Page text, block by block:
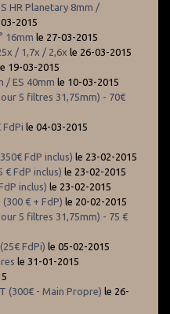
HR Planetary 8mm /
2015
16mm le 27-03-2015
/ 1,7x / 2,6x le 26-03-2015
19-03-2015
/ ES 40mm le 10-03-2015
5 filtres 31,75mm) - 70€
FdPi le 04-03-2015
FdP inclus) le 23-02-2015
€ FdP inclus) le 23-02-2015
inclus) le 23-02-2015
€ + FdP) le 20-02-2015
5 filtres 31,75mm) - 75 €
FdPi) le 05-02-2015
le 31-01-2015
(300€ - Main Propre) le 26-